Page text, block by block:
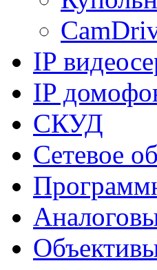
IP
IP
СКУД
Сетевое